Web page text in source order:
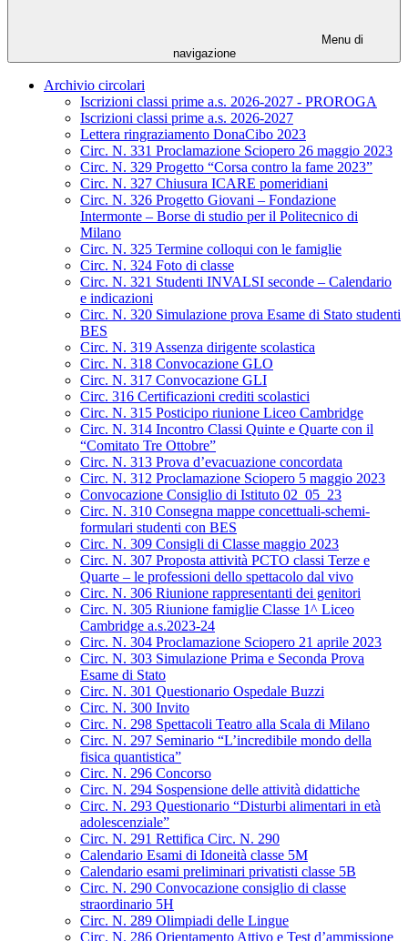
Menu di
navigazione
Archivio circolari
Iscrizioni classi prime a.s. 2026-2027 - PROROGA
Iscrizioni classi prime a.s. 2026-2027
Lettera ringraziamento DonaCibo 2023
Circ. N. 331 Proclamazione Sciopero 26 maggio 2023
Circ. N. 329 Progetto “Corsa contro la fame 2023”
Circ. N. 327 Chiusura ICARE pomeridiani
Circ. N. 326 Progetto Giovani – Fondazione
Intermonte – Borse di studio per il Politecnico di
Milano
Circ. N. 325 Termine colloqui con le famiglie
Circ. N. 324 Foto di classe
Circ. N. 321 Studenti INVALSI seconde – Calendario
e indicazioni
Circ. N. 320 Simulazione prova Esame di Stato studenti
BES
Circ. N. 319 Assenza dirigente scolastica
Circ. N. 318 Convocazione GLO
Circ. N. 317 Convocazione GLI
Circ. 316 Certificazioni crediti scolastici
Circ. N. 315 Posticipo riunione Liceo Cambridge
Circ. N. 314 Incontro Classi Quinte e Quarte con il
“Comitato Tre Ottobre”
Circ. N. 313 Prova d’evacuazione concordata
Circ. N. 312 Proclamazione Sciopero 5 maggio 2023
Convocazione Consiglio di Istituto 02_05_23
Circ. N. 310 Consegna mappe concettuali-schemi-
formulari studenti con BES
Circ. N. 309 Consigli di Classe maggio 2023
Circ. N. 307 Proposta attività PCTO classi Terze e
Quarte – le professioni dello spettacolo dal vivo
Circ. N. 306 Riunione rappresentanti dei genitori
Circ. N. 305 Riunione famiglie Classe 1^ Liceo
Cambridge a.s.2023-24
Circ. N. 304 Proclamazione Sciopero 21 aprile 2023
Circ. N. 303 Simulazione Prima e Seconda Prova
Esame di Stato
Circ. N. 301 Questionario Ospedale Buzzi
Circ. N. 300 Invito
Circ. N. 298 Spettacoli Teatro alla Scala di Milano
Circ. N. 297 Seminario “L’incredibile mondo della
fisica quantistica”
Circ. N. 296 Concorso
Circ. N. 294 Sospensione delle attività didattiche
Circ. N. 293 Questionario “Disturbi alimentari in età
adolescenziale”
Circ. N. 291 Rettifica Circ. N. 290
Calendario Esami di Idoneità classe 5M
Calendario esami preliminari privatisti classe 5B
Circ. N. 290 Convocazione consiglio di classe
straordinario 5H
Circ. N. 289 Olimpiadi delle Lingue
Circ. N. 286 Orientamento Attivo e Test d’ammissione